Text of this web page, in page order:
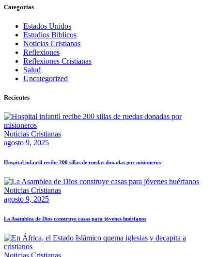
Categorías
Estados Unidos
Estudios Biblicos
Noticias Cristianas
Reflexiones
Reflexiones Cristianas
Salud
Uncategorized
Recientes
Noticias Cristianas
agosto 9, 2025
Hospital infantil recibe 200 sillas de ruedas donadas por misioneros
Noticias Cristianas
agosto 9, 2025
La Asamblea de Dios construye casas para jóvenes huérfanos
Noticias Cristianas